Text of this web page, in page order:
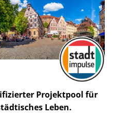
Projektpool für
Leben.